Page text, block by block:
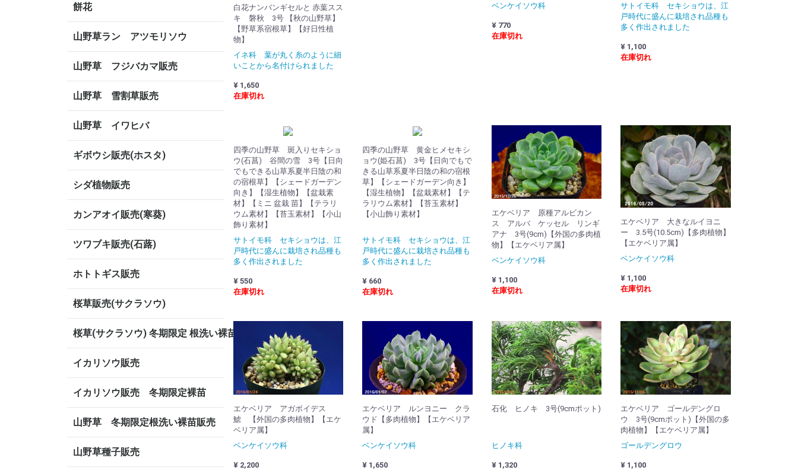
餅花
山野草ラン アツモリソウ
山野草 フジバカマ販売
山野草 雪割草販売
山野草 イワヒバ
ギボウシ販売(ホスタ)
シダ植物販売
カンアオイ販売(寒葵)
ツワブキ販売(石蕗)
ホトトギス販売
桜草販売(サクラソウ)
桜草(サクラソウ) 冬期限定 根洗い裸苗
イカリソウ販売
イカリソウ販売 冬期限定裸苗
山野草 冬期限定根洗い裸苗販売
山野草種子販売
白花ナンバンギセルと 赤葉スス
キ 磐秋 3号 【秋の山野草】
【野草系宿根草】【好日性植
物】
イネ科 葉が丸く糸のように細
いことから名付けられました
¥ 1,650
在庫切れ
ベンケイソウ科
¥ 770
在庫切れ
サトイモ科 セキショウは、江
戸時代に盛んに栽培され品種も
多く作出されました
¥ 1,100
在庫切れ
四季の山野草 斑入りセキショ
ウ(石菖) 谷間の雪 3号【日向
でもできる山草系夏半日陰の和
の宿根草】【シェードガーデン
向き】【湿生植物】【盆栽素
材】【ミニ 盆栽 苗】【テラリ
ウム素材】【苔玉素材】【小山
飾り素材】
サトイモ科 セキショウは、江
戸時代に盛んに栽培され品種も
多く作出されました
¥ 550
在庫切れ
四季の山野草 黄金ヒメセキシ
ョウ(姫石菖) 3号【日向でもで
きる山草系夏半日陰の和の宿根
草】【シェードガーデン向き】
【湿生植物】【盆栽素材】【テ
ラリウム素材】【苔玉素材】
【小山飾り素材】
サトイモ科 セキショウは、江
戸時代に盛んに栽培され品種も
多く作出されました
¥ 660
在庫切れ
エケベリア 原種アルビカン
ス アルバ ケッセル リンギ
アナ 3号(9cm)【外国の多肉植
物】【エケベリア属】
ベンケイソウ科
¥ 1,100
在庫切れ
エケベリア 大きなルイヨニ
ー 3.5号(10.5cm)【多肉植物】
【エケベリア属】
ベンケイソウ科
¥ 1,100
在庫切れ
エケベリア アガボイデス
鯱 【外国の多肉植物】【エケ
ベリア属】
ベンケイソウ科
¥ 2,200
エケベリア ルンヨニー クラ
ウド【多肉植物】【エケベリア
属】
ベンケイソウ科
¥ 1,650
石化 ヒノキ 3号(9cmポット)
ヒノキ科
¥ 1,320
エケベリア ゴールデングロ
ウ 3号(9cmポット)【外国の多
肉植物】【エケベリア属】
ゴールデングロウ
¥ 1,100